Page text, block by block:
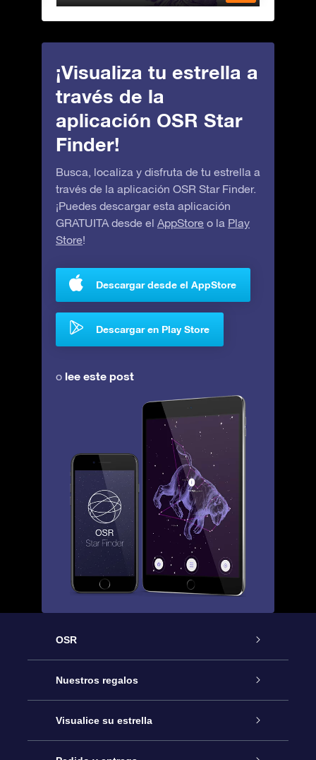
¡Visualiza tu estrella a
través de la
aplicación OSR Star
Finder!
Busca, localiza y disfruta de tu estrella a
través de la aplicación OSR Star Finder.
¡Puedes descargar esta aplicación
GRATUITA desde el AppStore o la Play
Store!
Descargar desde el AppStore
Descargar en Play Store
o lee este post
OSR
Atención
Contáctanos
Nuestros regalos
Regalo Estrella Online
Visualice su estrella